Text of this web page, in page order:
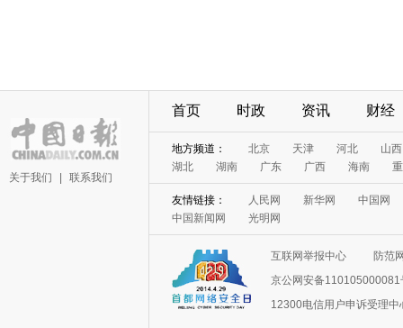
关于我们 联系我们
首页 时政 资讯 财经
地方频道： 北京 天津 河北
山西
湖北
湖南 广东 广西 海南
友情链接： 人民网 新华网
中国网
中国新闻网
光明网
互联网举报中心
防范
京公网安备110105000081
12300电信用户申诉受理中